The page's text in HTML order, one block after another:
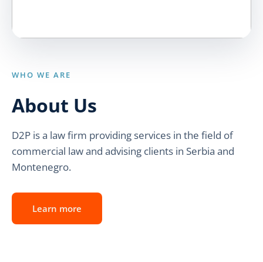
WHO WE ARE
About Us
D2P is a law firm providing services in the field of
commercial law and advising clients in Serbia and
Montenegro.
Learn more